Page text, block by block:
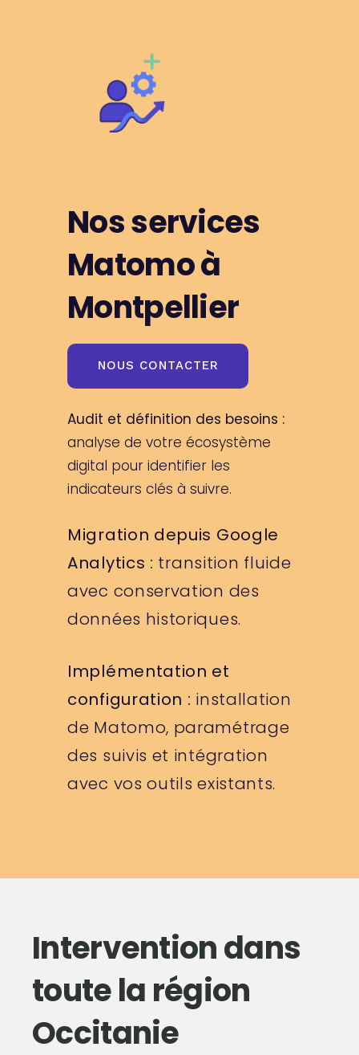
Nos services
Matomo à
Montpellier
NOUS CONTACTER
Audit et définition des besoins :
analyse de votre écosystème
digital pour identifier les
indicateurs clés à suivre.
Migration depuis Google
Analytics : transition fluide
avec conservation des
données historiques.
Implémentation et
configuration : installation
de Matomo, paramétrage
des suivis et intégration
avec vos outils existants.
Intervention dans
toute la région
Occitanie